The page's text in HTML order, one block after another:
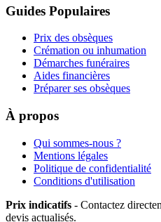
Guides Populaires
Prix des obsèques
Crémation ou inhumation
Démarches funéraires
Aides financières
Préparer ses obsèques
À propos
Qui sommes-nous ?
Mentions légales
Politique de confidentialité
Conditions d'utilisation
Prix indicatifs - Contactez
devis actualisés.